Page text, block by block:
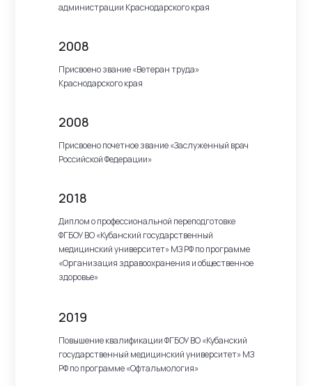
администрации Краснодарского края
2008
Присвоено звание «Ветеран труда»
Краснодарского края
2008
Присвоено почетное звание «Заслуженный врач
Российской Федерации»
2018
Диплом о профессиональной переподготовке
ФГБОУ ВО «Кубанский государственный
медицинский университет» МЗ РФ по программе
«Организация здравоохранения и общественное
здоровье»
2019
Повышение квалификации ФГБОУ ВО «Кубанский
государственный медицинский университет» МЗ
РФ по программе «Офтальмология»